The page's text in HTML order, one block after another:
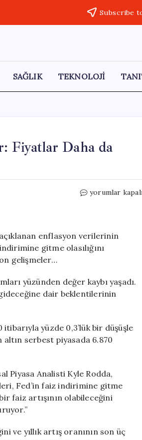
Subscribe
SAĞLIK TEKNOLOJİ
Fiyatlar Daha da
Altın
Gelişmeler:
Fiyatlar
Daha
için
yorumlar
enflasyon verilerinin
gitme olasılığını
gelişmeler…
yüzünden değer kaybı yaşadı.
gideceğine dair beklentilerinin
yüzde 0,3’lük bir düşüşle
serbest piyasada 6.870
Piyasa Analisti Kyle Rodda,
Fed’in faiz indirimine gitme
faiz artışının olabileceğini
ve yıllık artış oranının son üç